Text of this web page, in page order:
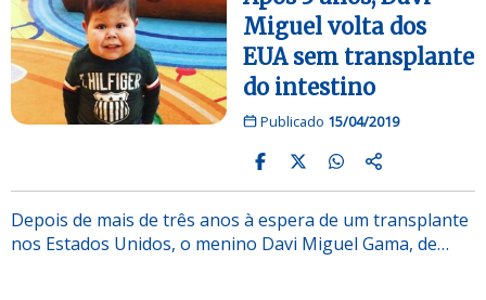
Miguel volta dos
EUA sem transplante
do intestino
Publicado 15/04/2019
Depois de mais de três anos à espera de um transplante
nos Estados Unidos, o menino Davi Miguel Gama, de…